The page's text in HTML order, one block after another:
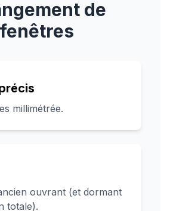
de
fenêtres
millimétrée.
ouvrant (et dormant
totale).